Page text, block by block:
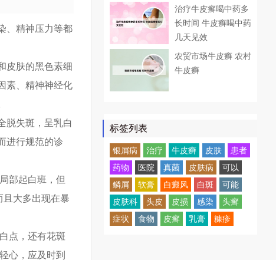
、精神压力等都
皮肤的黑色素细
素、精神神经化
脱失斑，呈乳白
进行规范的诊
部起白班，但
且大多出现在暴
点，还有花斑
心，应及时到
治疗牛皮癣喝中药多
长时间 牛皮癣喝中药
几天见效
农贸市场牛皮癣 农村
牛皮癣
标签列表
银屑病 治疗 牛皮癣 皮肤
患者
药物
医院 真菌 皮肤病
可以
鳞屑
软膏 白癜风 白斑
可能
皮肤科
头皮 皮损 感染
头癣
症状
食物 皮癣 乳膏 糠疹